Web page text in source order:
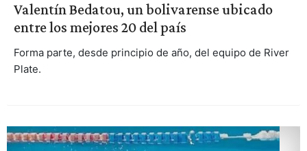
Valentín Bedatou, un bolivarense ubicado
entre los mejores 20 del país
Forma parte, desde principio de año, del equipo de River
Plate.